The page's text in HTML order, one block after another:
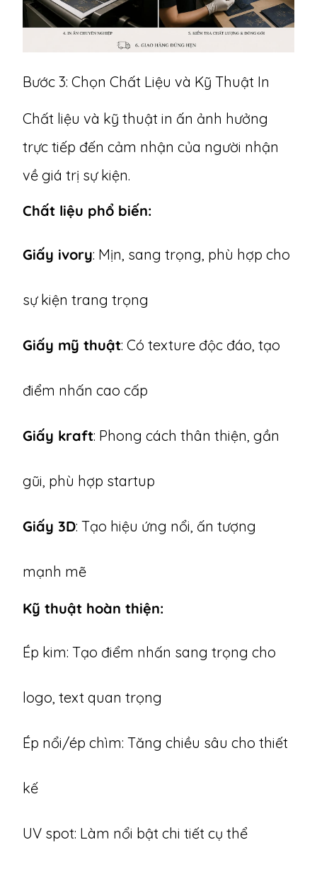
Bước 3: Chọn Chất Liệu và Kỹ Thuật In
Chất liệu và kỹ thuật in ấn ảnh hưởng
trực tiếp đến cảm nhận của người nhận
về giá trị sự kiện.
Chất liệu phổ biến:
Giấy ivory: Mịn, sang trọng, phù hợp cho
sự kiện trang trọng
Giấy mỹ thuật: Có texture độc đáo, tạo
điểm nhấn cao cấp
Giấy kraft: Phong cách thân thiện, gần
gũi, phù hợp startup
Giấy 3D: Tạo hiệu ứng nổi, ấn tượng
mạnh mẽ
Kỹ thuật hoàn thiện:
Ép kim: Tạo điểm nhấn sang trọng cho
logo, text quan trọng
Ép nổi/ép chìm: Tăng chiều sâu cho thiết
kế
UV spot: Làm nổi bật chi tiết cụ thể